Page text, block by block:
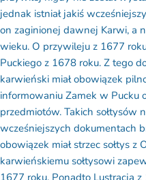
jednak istniał jakiś
on zaginionej dawnej Karwi, a
wieku.
O przywileju z 1677
Puckiego z 1678 roku. Z tego
karwieński miał obowiązek
informowaniu Zamek w Pucku
przedmiotów. Takich sołtysów
wcześniejszych dokumentach
obowiązek miał strzec sołtys
karwieńskiemu sołtysowi
1677 roku. Ponadto Lustracja